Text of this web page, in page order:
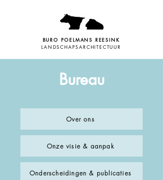
BURO POELMANS REESINK
LANDSCHAPSARCHITECTUUR
Bureau
Over ons
Onze visie & aanpak
Onderscheidingen & publicaties